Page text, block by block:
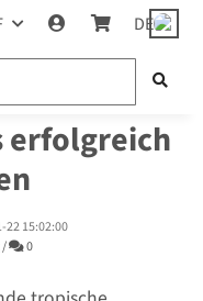
DE
erfolgreich
22 15:02:00
/ Kommentare
0